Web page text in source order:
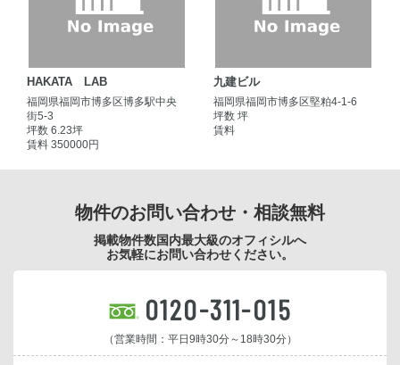
HAKATA LAB
福岡県福岡市博多区博多駅中央
街5-3
坪数 6.23坪
賃料 350000円
九建ビル
福岡県福岡市博多区堅粕4-1-6
坪数 坪
賃料
物件のお問い合わせ・相談無料
掲載物件数国内最大級のオフィシルへ
お気軽にお問い合わせください。
0120-311-015
（営業時間：平日9時30分～18時30分）